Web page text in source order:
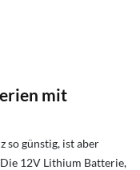
mit
so günstig, ist aber
12V Lithium Batterie,